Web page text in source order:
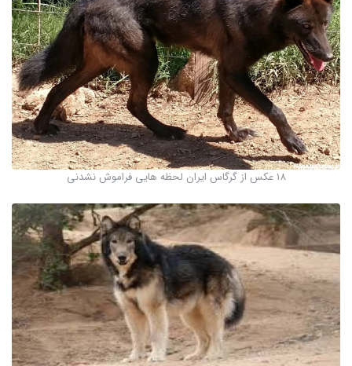
18 عکس از گرگاس ایران لحظه هایی فراموش نشدنی